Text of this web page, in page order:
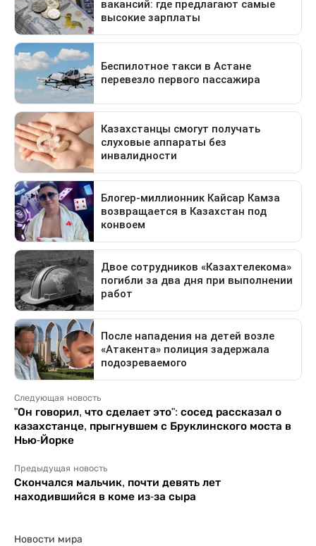
Следующая новость
"Он говорил, что сделает это": сосед рассказал о
казахстанце, прыгнувшем с Бруклинского моста в
Нью-Йорке
Предыдущая новость
Скончался мальчик, почти девять лет
находившийся в коме из-за сыра
Новости мира